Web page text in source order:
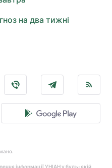
на два тижні
інформації УНІАН у будь-якій